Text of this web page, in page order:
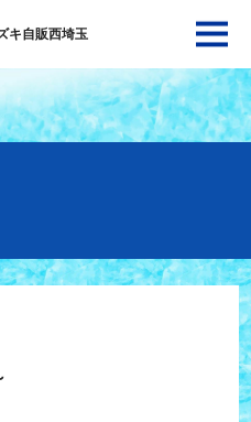
キ自販西埼玉